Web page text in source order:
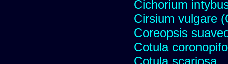
Cichorium
Cirsium vulgare
Coreopsis
Cotula
Cotula scariosa